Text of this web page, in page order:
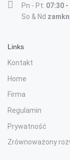
Pn - Pt: 07:30
So & Nd
Links
Kontakt
Home
Firma
Regulamin
Prywatność
Zrównoważony